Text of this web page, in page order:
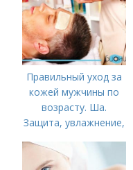
Правильный уход за
кожей мужчины по
возрасту. Ша.
Защита, увлажнение,